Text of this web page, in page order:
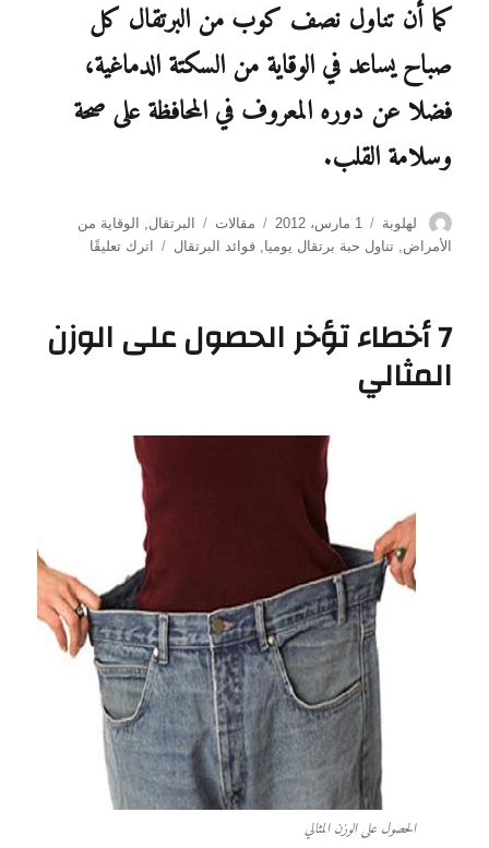
كما أن تناول نصف كوب من البرتقال كل
صباح يساعد في الوقاية من السكتة الدماغية،
فضلا عن دوره المعروف في المحافظة على صحة
وسلامة القلب.
الكاتب
لهلوبة
نُشرت
في
1 مارس، 2012 التصنيفات
مقالات الوسوم
البرتقال
الوقاية من
الأمراض,تناول حبة برتقال يوميا,فوائد البرتقال اترك تعليقًا
يومياً
يقي
7 أخطاء تؤخر الحصول على الوزن
المثالي
الحصول على الوزن المثالي